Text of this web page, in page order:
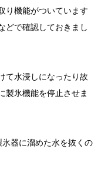
り機能がついています
どで確認しておきまし
て水浸しになったり故
製氷機能を停止させま
器に溜めた水を抜くの